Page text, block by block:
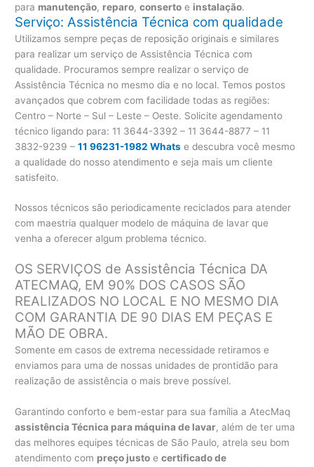
para manutenção, reparo,conserto e instalação.
Serviço: Assistência Técnica com qualidade
Utilizamos sempre peças de reposição originais e similares
para realizar um serviço de Assistência Técnica com
qualidade. Procuramos sempre realizar o serviço de
Assistência Técnica no mesmo dia e no local. Temos postos
avançados que cobrem com facilidade todas as regiões:
Centro – Norte – Sul – Leste – Oeste. Solicite agendamento
técnico ligando para: 11 3644-3392 – 11 3644-8877 – 11
3832-9239 –11 96231-1982 Whats e descubra você mesmo
a qualidade do nosso atendimento e seja mais um cliente
satisfeito.
Nossos técnicos são periodicamente reciclados para atender
com maestria qualquer modelo de máquina de lavar que
venha a oferecer algum problema técnico.
OS SERVIÇOS de Assistência Técnica DA
ATECMAQ, EM 90% DOS CASOS SÃO
REALIZADOS NO LOCAL E NO MESMO DIA
COM GARANTIA DE 90 DIAS EM PEÇAS E
MÃO DE OBRA.
Somente em casos de extrema necessidade retiramos e
enviamos para uma de nossas unidades de prontidão para
realização de assistência o mais breve possível.
Garantindo conforto e bem-estar para sua família a AtecMaq
assistência Técnica para máquina de lavar, além de ter uma
das melhores equipes técnicas de São Paulo, atrela seu bom
atendimento com preço justo ecertificado de